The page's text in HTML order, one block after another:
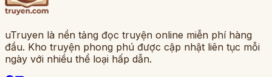
uTruyen là nền tảng đọc truyện online miễn phí hàng
đầu. Kho truyện phong phú được cập nhật liên tục mỗi
ngày với nhiều thể loại hấp dẫn.